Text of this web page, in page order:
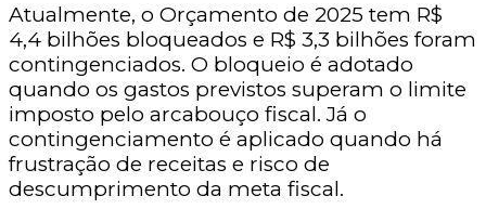
Atualmente, o Orçamento de 2025 tem R$
4,4 bilhões bloqueados e R$ 3,3 bilhões foram
contingenciados. O bloqueio é adotado
quando os gastos previstos superam o limite
imposto pelo arcabouço fiscal. Já o
contingenciamento é aplicado quando há
frustração de receitas e risco de
descumprimento da meta fiscal.